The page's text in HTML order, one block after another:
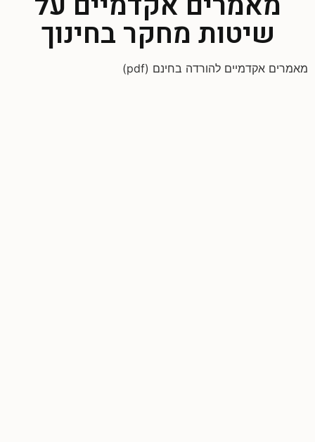
שיטות מחקר בחינוך
מאמרים אקדמיים להורדה בחינם (pdf)